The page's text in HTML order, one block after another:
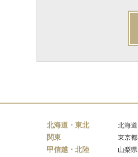
北海道・東北 北海道
関東 東京都
甲信越・北陸 山梨県